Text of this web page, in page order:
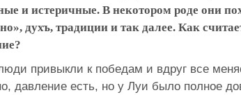
и истеричные. В некотором роде они
духъ, традиции и так далее. Как
привыкли к победам и вдруг все
давление есть, но у Луи было полное